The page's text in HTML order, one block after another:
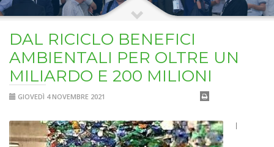
DAL RICICLO BENEFICI
AMBIENTALI PER OLTRE UN
MILIARDO E 200 MILIONI
GIOVEDÌ 4 NOVEMBRE 2021
I